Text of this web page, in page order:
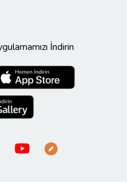
İndirin